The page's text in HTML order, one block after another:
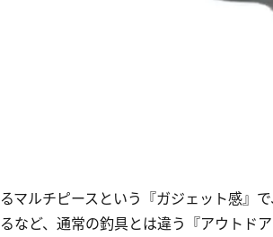
マルチピースという『ガジェット感』
など、通常の釣具とは違う『アウトド